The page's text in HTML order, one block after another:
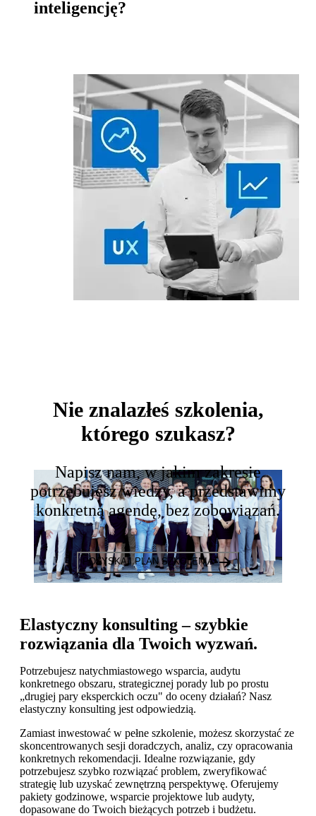
inteligencję?
Nie znalazłeś szkolenia,
którego szukasz?
Napisz nam, w jakim zakresie
potrzebujesz wiedzy, a przedstawimy
konkretną agendę, bez zobowiązań.
POZYSKAJ PLAN SZKOLENIA
Elastyczny konsulting – szybkie
rozwiązania dla Twoich wyzwań.
Potrzebujesz natychmiastowego wsparcia, audytu
konkretnego obszaru, strategicznej porady lub po prostu
„drugiej pary eksperckich oczu" do oceny działań? Nasz
elastyczny konsulting jest odpowiedzią.
Zamiast inwestować w pełne szkolenie, możesz skorzystać ze
skoncentrowanych sesji doradczych, analiz, czy opracowania
konkretnych rekomendacji. Idealne rozwiązanie, gdy
potrzebujesz szybko rozwiązać problem, zweryfikować
strategię lub uzyskać zewnętrzną perspektywę. Oferujemy
pakiety godzinowe, wsparcie projektowe lub audyty,
dopasowane do Twoich bieżących potrzeb i budżetu.